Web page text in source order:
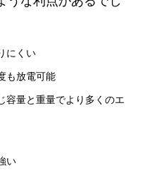
にくい
も放電可能
容量と重量でより多くのエ
い